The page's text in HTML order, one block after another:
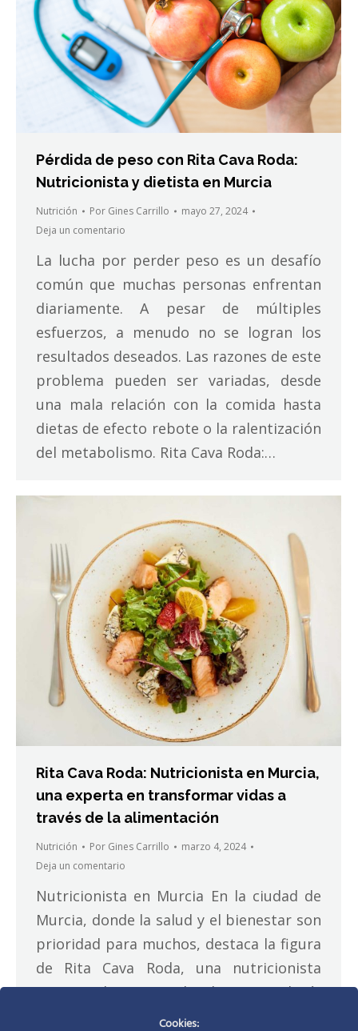
Pérdida de peso con Rita Cava Roda:
Nutricionista y dietista en Murcia
Nutrición Por Gines Carrillo
mayo 27, 2024
Deja un comentario
La lucha por perder peso es un desafío
común que muchas personas enfrentan
diariamente. A pesar de múltiples
esfuerzos, a menudo no se logran los
resultados deseados. Las razones de este
problema pueden ser variadas, desde
una mala relación con la comida hasta
dietas de efecto rebote o la ralentización
del metabolismo. Rita Cava Roda:…
Rita Cava Roda: Nutricionista en Murcia,
una experta en transformar vidas a
través de la alimentación
Nutrición Por Gines Carrillo
marzo 4, 2024
Deja un comentario
Nutricionista en Murcia En la ciudad de
Murcia, donde la salud y el bienestar son
prioridad para muchos, destaca la figura
de Rita Cava Roda, una nutricionista
apasionada y especializada en tecnología
de los alimentos, metabolismo humano y
Cookies: